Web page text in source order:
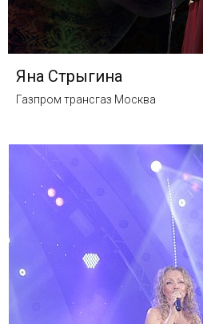
Яна Стрыгина
Газпром трансгаз Москва